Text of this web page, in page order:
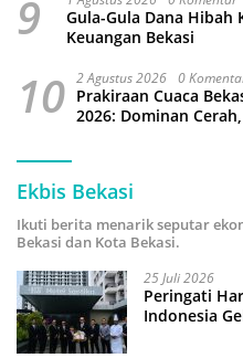
9
Gula-Gula Dana Hibah
Keuangan Bekasi
10 2 Agustus 2026 0
Prakiraan Cuaca
2026: Dominan
Ekbis Bekasi
Ikuti berita menarik seputar
Bekasi dan Kota Bekasi.
25 Juli 2026
Peringati
Indonesia